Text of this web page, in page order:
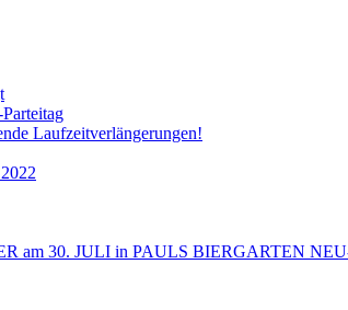
Laufzeitverlängerungen!
am 30. JULI in PAULS BIERGARTEN